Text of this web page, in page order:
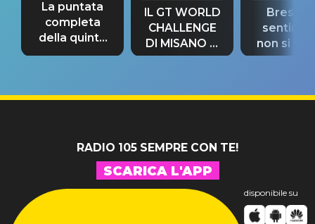
La puntata
completa
della quinta
tappa
IL GT WORLD
CHALLENGE
DI MISANO si
riconferma
Bresh:
non si
fino alla
RADIO 105 SEMPRE CON TE!
SCARICA L'APP
disponibile su